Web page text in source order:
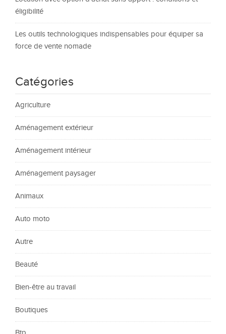
éligibilité
Les outils technologiques indispensables pour équiper sa
force de vente nomade
Catégories
Agriculture
Aménagement extérieur
Aménagement intérieur
Aménagement paysager
Animaux
Auto moto
Autre
Beauté
Bien-être au travail
Boutiques